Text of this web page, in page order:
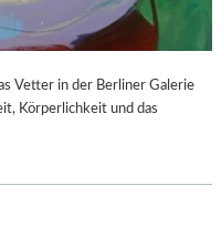
Vetter in der Berliner Galerie
Körperlichkeit und das